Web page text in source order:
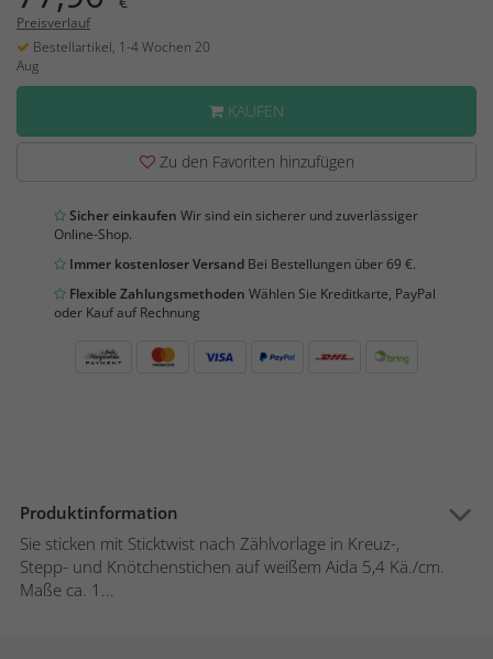
Preisverlauf
Bestellartikel, 1-4 Wochen 20
Aug
KAUFEN
Zu den Favoriten hinzufügen
Sicher einkaufen Wir sind ein sicherer und zuverlässiger
Online-Shop.
Immer kostenloser Versand Bei Bestellungen über 69 €.
Flexible Zahlungsmethoden Wählen Sie Kreditkarte, PayPal
oder Kauf auf Rechnung
Produktinformation
Sie sticken mit Sticktwist nach Zählvorlage in Kreuz-,
Stepp- und Knötchenstichen auf weißem Aida 5,4 Kä./cm.
Maße ca. 1...